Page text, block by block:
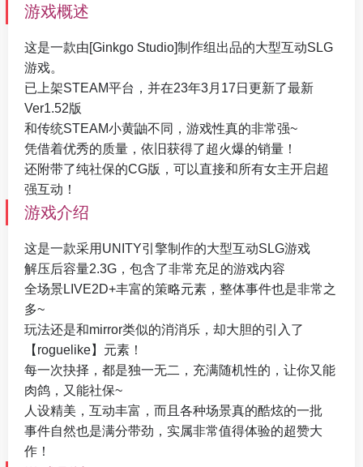
游戏概述
这是一款由[Ginkgo Studio]制作组出品的大型互动SLG
游戏。
已上架STEAM平台，并在23年3月17日更新了最新
Ver1.52版
和传统STEAM小黄鼬不同，游戏性真的非常强~
凭借着优秀的质量，依旧获得了超火爆的销量！
还附带了纯社保的CG版，可以直接和所有女主开启超
强互动！
游戏介绍
这是一款采用UNITY引擎制作的大型互动SLG游戏
解压后容量2.3G，包含了非常充足的游戏内容
全场景LIVE2D+丰富的策略元素，整体事件也是非常之
多~
玩法还是和mirror类似的消消乐，却大胆的引入了
【roguelike】元素！
每一次抉择，都是独一无二，充满随机性的，让你又能
肉鸽，又能社保~
人设精美，互动丰富，而且各种场景真的酷炫的一批
事件自然也是满分带劲，实属非常值得体验的超赞大
作！